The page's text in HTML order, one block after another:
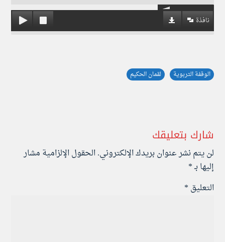
نافذة
الوقفة التربوية لقمان الحكيم
شارك بتعليقك
لن يتم نشر عنوان بريدك الإلكتروني.الحقول الإلزامية مشار
إليها بـ*
التعليق *